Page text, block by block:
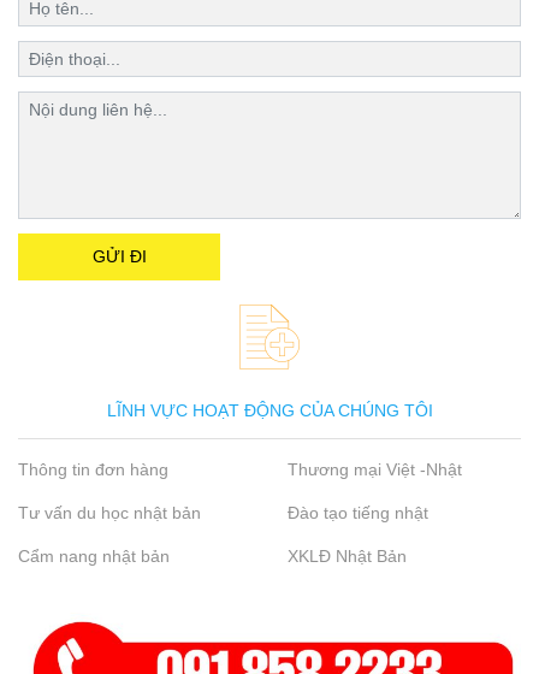
LĨNH VỰC HOẠT ĐỘNG CỦA CHÚNG TÔI
Thông tin đơn hàng Thương mại Việt -Nhật
Tư vấn du học nhật bản Đào tạo tiếng nhật
Cẩm nang nhật bản XKLĐ Nhật Bản